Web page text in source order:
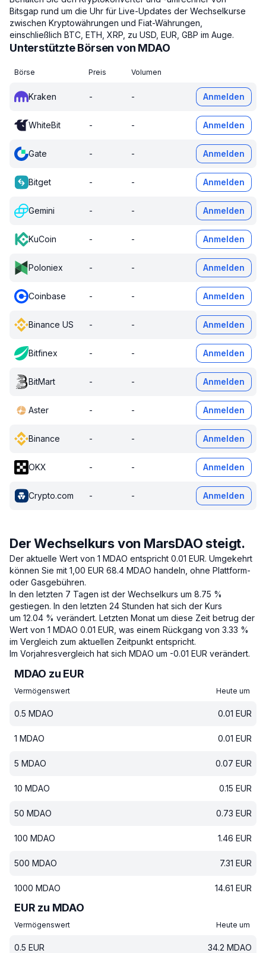
Bitsgap rund um die Uhr für Live-Updates der Wechselkurse
zwischen Kryptowährungen und Fiat-Währungen,
einschließlich BTC, ETH, XRP, zu USD, EUR, GBP im Auge.
Unterstützte Börsen von MDAO
Börse Preis Volumen
Kraken - - Anmelden
WhiteBit - - Anmelden
Gate - - Anmelden
Bitget - - Anmelden
Gemini - - Anmelden
KuCoin - - Anmelden
Poloniex - - Anmelden
Coinbase - - Anmelden
Binance US - - Anmelden
Bitfinex - - Anmelden
BitMart - - Anmelden
Aster - - Anmelden
Binance - - Anmelden
OKX - - Anmelden
Crypto.com - - Anmelden
Der Wechselkurs von MarsDAO steigt.
Der aktuelle Wert von 1 MDAO entspricht 0.01 EUR. Umgekehrt
können Sie mit 1,00 EUR 68.4 MDAO handeln, ohne Plattform-
oder Gasgebühren.
In den letzten 7 Tagen ist der Wechselkurs um 8.75 %
gestiegen. In den letzten 24 Stunden hat sich der Kurs
um 12.04 % verändert. Letzten Monat um diese Zeit betrug der
Wert von 1 MDAO 0.01 EUR, was einem Rückgang von 3.33 %
im Vergleich zum aktuellen Zeitpunkt entspricht.
Im Vorjahresvergleich hat sich MDAO um -0.01 EUR verändert.
MDAO zu EUR
Vermögenswert Heute um
0.5 MDAO 0.01 EUR
1 MDAO 0.01 EUR
5 MDAO 0.07 EUR
10 MDAO 0.15 EUR
50 MDAO 0.73 EUR
100 MDAO 1.46 EUR
500 MDAO 7.31 EUR
1000 MDAO 14.61 EUR
EUR zu MDAO
Vermögenswert Heute um
0.5 EUR 34.2 MDAO